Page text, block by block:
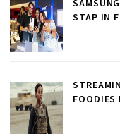
STAP IN
FOODIES